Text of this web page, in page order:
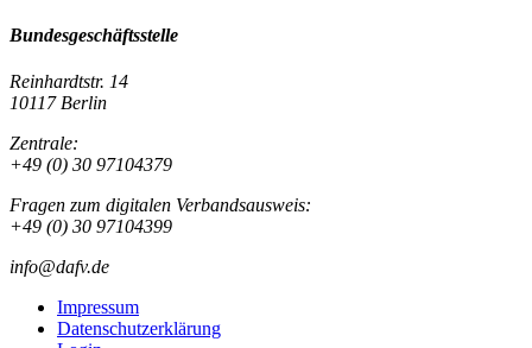
Bundesgeschäftsstelle
Reinhardtstr. 14
10117 Berlin
Zentrale:
+49 (0) 30 97104379
Fragen zum digitalen Verbandsausweis:
+49 (0) 30 97104399
info@dafv.de
Impressum
Datenschutzerklärung